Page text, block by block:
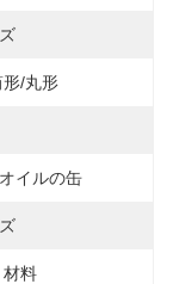
/丸形
イルの缶
材料